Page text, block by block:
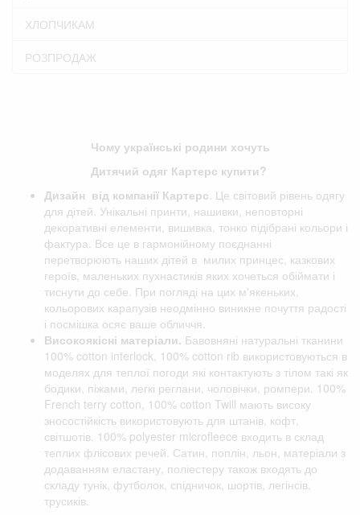
ХЛОПЧИКАМ
РОЗПРОДАЖ
Чому українські родини хочуть
Дитячий одяг Картерс купити?
Дизайн від компанії Картерс . Це світовий рівень одягу
для дітей. Унікальні принти, нашивки, неповторні
декоративні елементи, вишивка, тонко підібрані кольори і
фактура. Все це в гармонійному поєднанні
перетворюють наших дітей в милих принцес, казкових
героїв, маленьких пухнастиків яких хочеться обіймати і
тиснути до себе. При погляді на цих м'якеньких,
кольорових карапузів неодмінно виникне почуття радості
і посмішка осяє ваше обличчя.
Високоякісні матеріали. Бавовняні натуральні тканини
100% cotton interlock, 100% cotton rib використовуються в
моделях для теплої погоди які контактують з тілом такі як
бодики, піжами, легкі реглани, чоловічки, ромпери. 100%
French terry cotton, 100% cotton Twill мають високу
зносостійкість використовують для штанів, кофт,
світшотів. 100% polyester microfleece входить в склад
теплих флісових речей. Сатин, поплін, льон, матеріали з
додаванням еластану, поліестеру також входять до
складу тунік, футболок, спідничок, шортів, легінсів,
трусиків.